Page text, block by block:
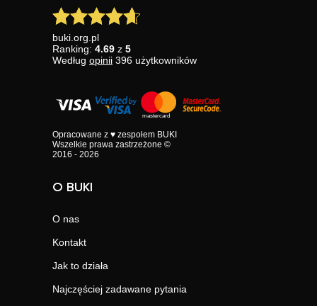
buki.org.pl
Ranking: 4.69 z 5
Według opinii 396 użytkowników
Opracowane z ♥ zespołem BUKI
Wszelkie prawa zastrzeżone ©
2016 - 2026
O BUKI
O nas
Kontakt
Jak to działa
Najczęściej zadawane pytania